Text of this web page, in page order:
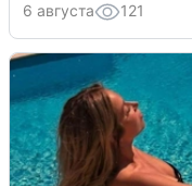
6 августа 121